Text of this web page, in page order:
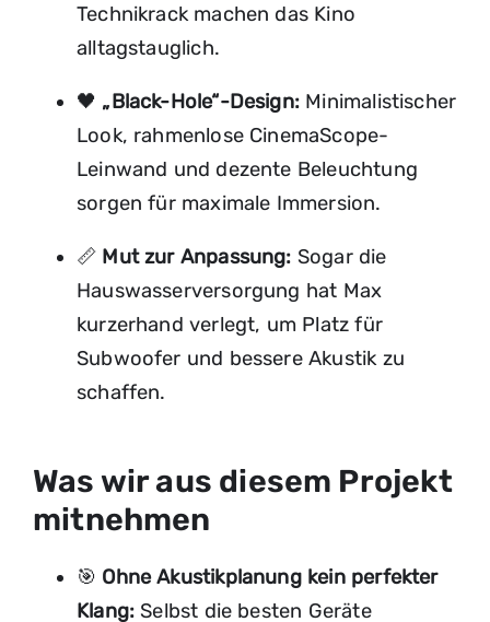
Technikrack machen das Kino
alltagstauglich.
🖤 „Black-Hole“-Design: Minimalistischer
Look, rahmenlose CinemaScope-
Leinwand und dezente Beleuchtung
sorgen für maximale Immersion.
📏 Mut zur Anpassung: Sogar die
Hauswasserversorgung hat Max
kurzerhand verlegt, um Platz für
Subwoofer und bessere Akustik zu
schaffen.
Was wir aus diesem Projekt
mitnehmen
🎯 Ohne Akustikplanung kein perfekter
Klang: Selbst die besten Geräte